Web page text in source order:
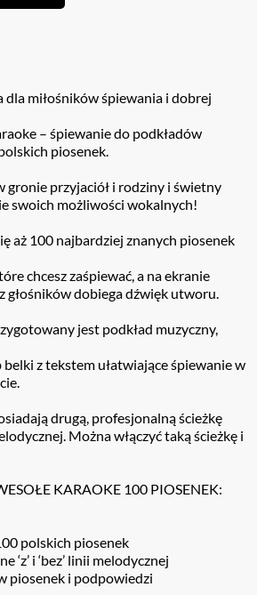
dla miłośników śpiewania i dobrej
– śpiewanie do podkładów
piosenek.
gronie przyjaciół i rodziny i świetny
swoich możliwości wokalnych!
aż 100 najbardziej znanych piosenek
chcesz zaśpiewać, a na ekranie
głośników dobiega dźwięk utworu.
jest podkład muzyczny,
belki z tekstem ułatwiające śpiewanie w
drugą, profesjonalną ścieżkę
Można włączyć taką ścieżkę i
KARAOKE 100 PIOSENEK:
polskich piosenek
‘z’ i ‘bez’ linii melodycznej
piosenek i podpowiedzi